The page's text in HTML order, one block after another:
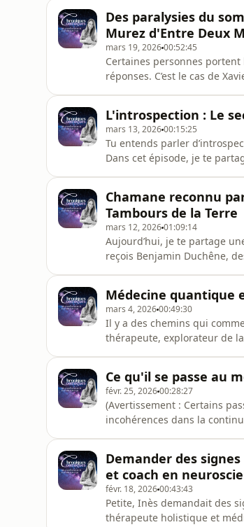
nous raconte com
Des paralysies du
Murez d'Entre Deux
mars 19, 202600:52:45
Certaines personnes
réponses. C’est le cas de
déclencheur. Ce
L'introspection : Le
mars 13, 202600:15:25
Tu entends parler
Dans cet épisode, je te
profondément liées.Si tu aim
Chamane reconnu
Tambours de la Terre
mars 12, 202601:09:14
Aujourd’hui, je te partage
reçois Benjamin Duchêne,
monde.Benjamin nous ouvre
Médecine quantique
mars 4, 202600:49:30
Il y a des chemins qui
thérapeute, explorateur de
sera pas son chemin
Ce qu'il se passe au
févr. 25, 202600:28:27
(Avertissement : Certains
incohérences dans la
moment de notre mort. Et ça
Demander des
et coach en
févr. 18, 202600:43:43
Petite, Inès demandait des
thérapeute holistique et